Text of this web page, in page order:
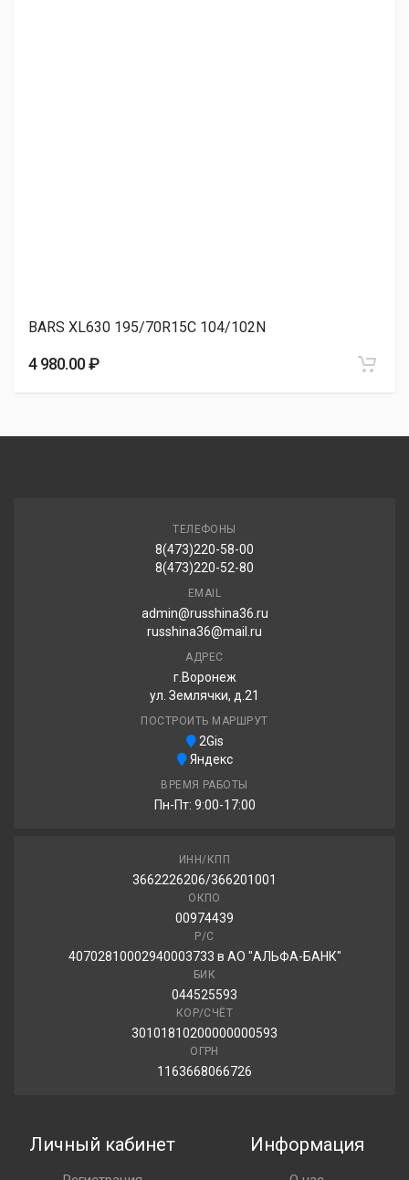
LingLong Radial 666 195/70R15C 104/102R
Doublestar LT DL01 195/70R15C 104/102R
Sailun Commercio Pro 195/70R15C 104/102R
6 330.00 ₽
BARS XL630 195/70R15C 104/102N
4 980.00 ₽
ТЕЛЕФОНЫ
8(473)220-58-00
8(473)220-52-80
EMAIL
admin@russhina36.ru
russhina36@mail.ru
АДРЕС
г.Воронеж
ул. Землячки, д.21
ПОСТРОИТЬ МАРШРУТ
2Gis
Яндекс
ВРЕМЯ РАБОТЫ
Пн-Пт: 9:00-17:00
ИНН/КПП
3662226206/366201001
ОКПО
00974439
Р/С
40702810002940003733 в АО "АЛЬФА-БАНК"
БИК
044525593
КОР/СЧЁТ
30101810200000000593
ОГРН
1163668066726
Личный кабинет Информация